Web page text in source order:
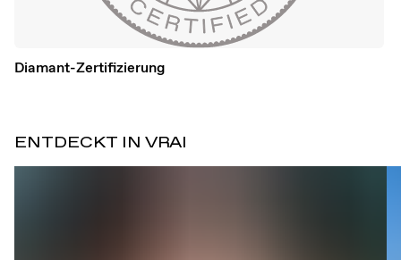
Diamant-Zertifizierung
ENTDECKT IN VRAI